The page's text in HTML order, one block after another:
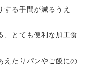
する手間が減るうえ
、とても便利な加工食
えたりパンやご飯にの